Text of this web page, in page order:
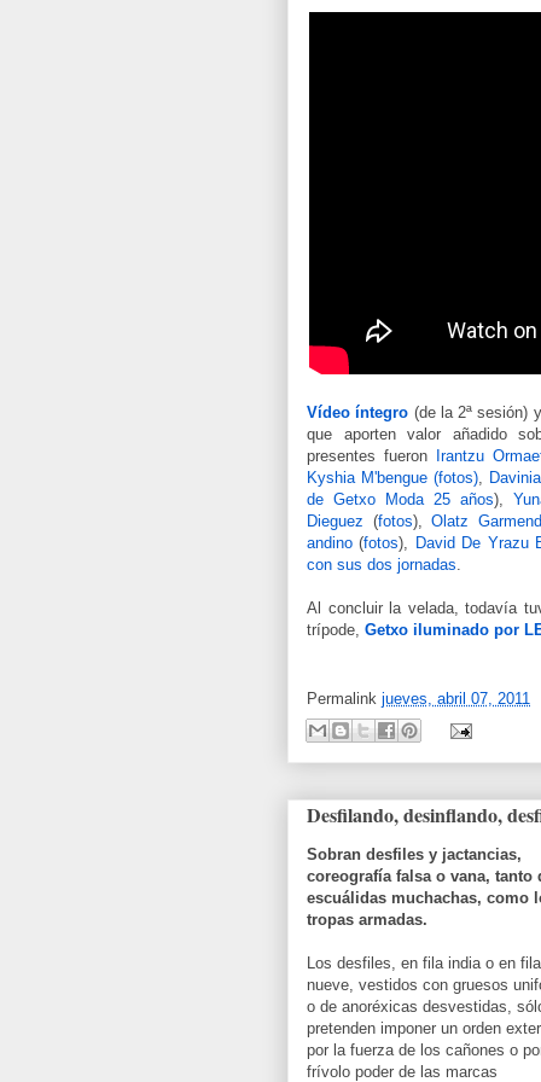
Vídeo íntegro (de la 2ª sesión)
que aporten valor añadido
presentes fueron
Irantzu
Kyshia M'bengue (fotos),
de Getxo Moda 25 años),
Dieguez (fotos), Olatz
andino (fotos), David De Yrazu
con sus dos jornadas.
Al concluir la velada, todavía
trípode, Getxo iluminado por
Permalink jueves, abril 07, 2011
Desfilando, desinflando,
Sobran desfiles y jactancias,
coreografía falsa o vana, tanto
escuálidas muchachas, como
tropas armadas.
Los desfiles, en fila india o en
nueve, vestidos con gruesos
o de anoréxicas desvestidas,
pretenden imponer un orden
por la fuerza de los cañones o
frívolo poder de las marcas